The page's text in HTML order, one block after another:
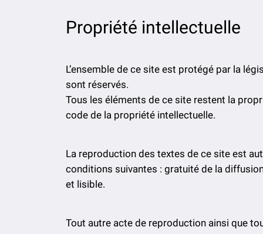
Propriété intellectuelle
L’ensemble de ce site est protégé par la
sont réservés.
Tous les éléments de ce site restent la
code de la propriété intellectuelle.
La reproduction des textes de ce site est
conditions suivantes : gratuité de la
et lisible.
Tout autre acte de reproduction ainsi que